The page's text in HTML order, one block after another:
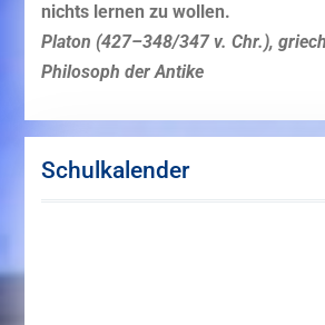
nichts lernen zu wollen.
Platon (427–348/347 v. Chr.),
Philosoph der Antike
Schulkalender